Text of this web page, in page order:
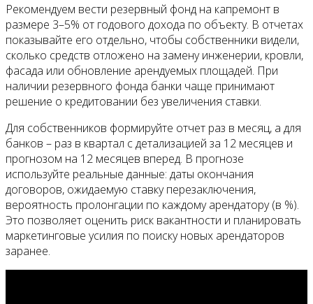
Рекомендуем вести резервный фонд на капремонт в
размере 3–5% от годового дохода по объекту. В отчетах
показывайте его отдельно, чтобы собственники видели,
сколько средств отложено на замену инженерии, кровли,
фасада или обновление арендуемых площадей. При
наличии резервного фонда банки чаще принимают
решение о кредитовании без увеличения ставки.
Для собственников формируйте отчет раз в месяц, а для
банков – раз в квартал с детализацией за 12 месяцев и
прогнозом на 12 месяцев вперед. В прогнозе
используйте реальные данные: даты окончания
договоров, ожидаемую ставку перезаключения,
вероятность пролонгации по каждому арендатору (в %).
Это позволяет оценить риск вакантности и планировать
маркетинговые усилия по поиску новых арендаторов
заранее.